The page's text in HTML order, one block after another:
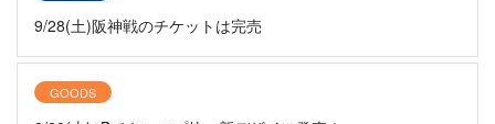
9/28(土)阪神戦のチケットは完売
GOODS